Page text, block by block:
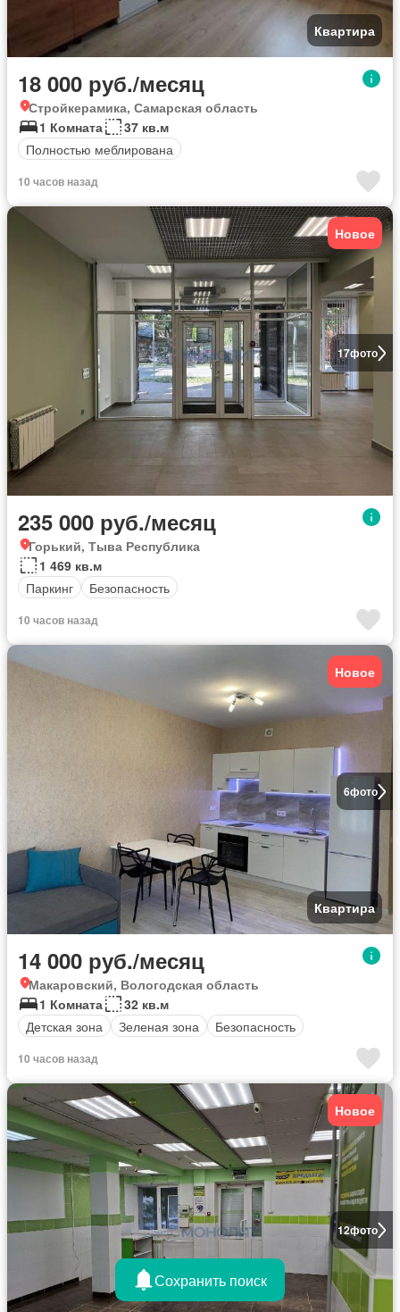
Квартира
18 000 руб./месяц
Стройкерамика, Самарская область
1 Комната
37 кв.м
Полностью меблирована
10 часов назад
17фото
Новое
235 000 руб./месяц
Горький, Тыва Республика
1 469 кв.м
Паркинг
Безопасность
10 часов назад
6фото
Новое
Квартира
14 000 руб./месяц
Макаровский, Вологодская область
1 Комната
32 кв.м
Детская зона
Зеленая зона Безопасность
10 часов назад
12фото
Новое
Сохранить поиск